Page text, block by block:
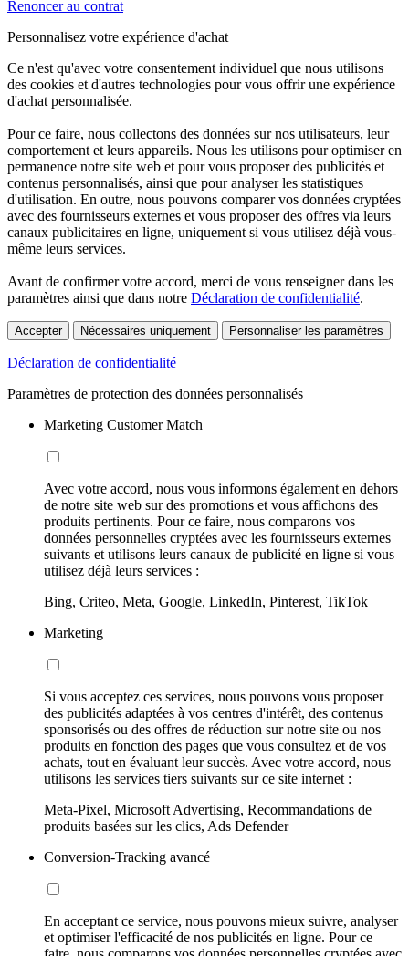
Renoncer au contrat
Personnalisez votre expérience d'achat
Ce n'est qu'avec votre consentement individuel que nous utilisons
des cookies et d'autres technologies pour vous offrir une expérience
d'achat personnalisée.
Pour ce faire, nous collectons des données sur nos utilisateurs, leur
comportement et leurs appareils. Nous les utilisons pour optimiser en
permanence notre site web et pour vous proposer des publicités et
contenus personnalisés, ainsi que pour analyser les statistiques
d'utilisation. En outre, nous pouvons comparer vos données cryptées
avec des fournisseurs externes et vous proposer des offres via leurs
canaux publicitaires en ligne, uniquement si vous utilisez déjà vous-
même leurs services.
Avant de confirmer votre accord, merci de vous renseigner dans les
paramètres ainsi que dans notre Déclaration de confidentialité.
Accepter Nécessaires uniquement Personnaliser les paramètres
Déclaration de confidentialité
Paramètres de protection des données personnalisés
Marketing Customer Match
Avec votre accord, nous vous informons également en dehors
de notre site web sur des promotions et vous affichons des
produits pertinents. Pour ce faire, nous comparons vos
données personnelles cryptées avec les fournisseurs externes
suivants et utilisons leurs canaux de publicité en ligne si vous
utilisez déjà leurs services :
Bing, Criteo, Meta, Google, LinkedIn, Pinterest, TikTok
Marketing
Si vous acceptez ces services, nous pouvons vous proposer
des publicités adaptées à vos centres d'intérêt, des contenus
sponsorisés ou des offres de réduction sur notre site ou nos
produits en fonction des pages que vous consultez et de vos
achats, tout en évaluant leur succès. Avec votre accord, nous
utilisons les services tiers suivants sur ce site internet :
Meta-Pixel, Microsoft Advertising, Recommandations de
produits basées sur les clics, Ads Defender
Conversion-Tracking avancé
En acceptant ce service, nous pouvons mieux suivre, analyser
et optimiser l'efficacité de nos publicités en ligne. Pour ce